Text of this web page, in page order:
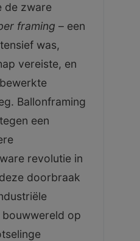
de zware
framing – een
was,
vereiste, en
Ballonframing
een
revolutie in
doorbraak
op